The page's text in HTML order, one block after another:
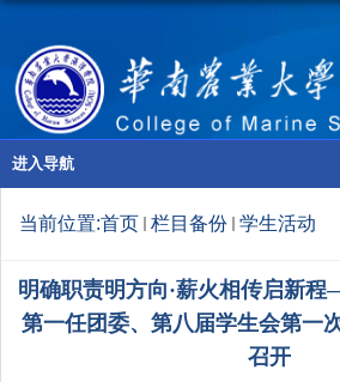
进入导航
当前位置:首页 栏目备份 学生活动
明确职责明方向·薪火相传启新
第一任团委、第八届学生会第一
召开